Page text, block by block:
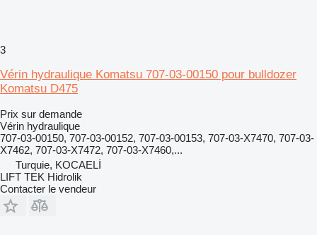
3
Vérin hydraulique Komatsu 707-03-00150 pour bulldozer
Komatsu D475
Prix sur demande
Vérin hydraulique
707-03-00150, 707-03-00152, 707-03-00153, 707-03-X7470, 707-03-
X7462, 707-03-X7472, 707-03-X7460,...
Turquie, KOCAELİ
LIFT TEK Hidrolik
Contacter le vendeur